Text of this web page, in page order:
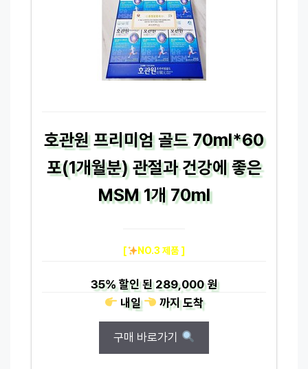
호관원 프리미엄 골드 70ml*60
포(1개월분) 관절과 건강에 좋은
MSM 1개 70ml
[ NO.3 제품 ]
35%할인 된289,000 원
내일
까지도착
구매 바로가기